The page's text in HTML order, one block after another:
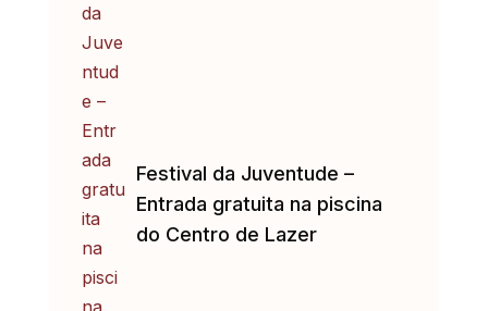
Festival da Juventude –
Entrada gratuita na piscina
do Centro de Lazer